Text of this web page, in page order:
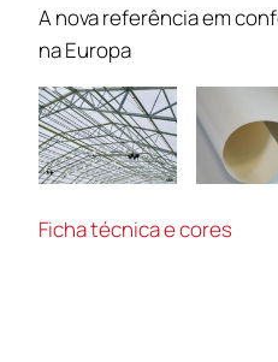
A nova referência em
na Europa
Ficha técnica e cores